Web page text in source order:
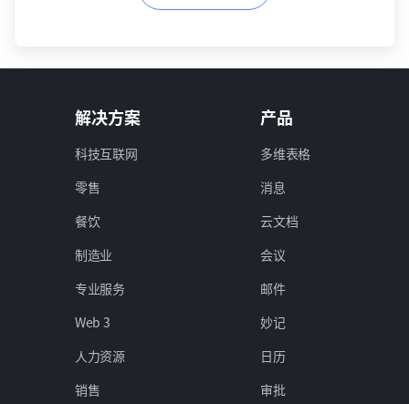
解决方案
科技互联网
零售
餐饮
制造业
专业服务
Web 3
人力资源
销售
产品
多维表格
消息
云文档
会议
邮件
妙记
日历
审批